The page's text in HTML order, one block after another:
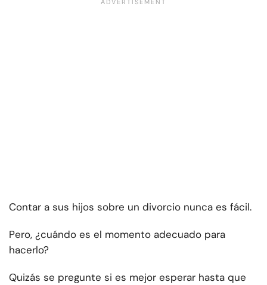
Contar a sus hijos sobre un divorcio nunca es fácil.
Pero, ¿cuándo es el momento adecuado para
hacerlo?
Quizás se pregunte si es mejor esperar hasta que